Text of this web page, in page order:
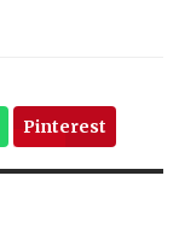
Pinterest